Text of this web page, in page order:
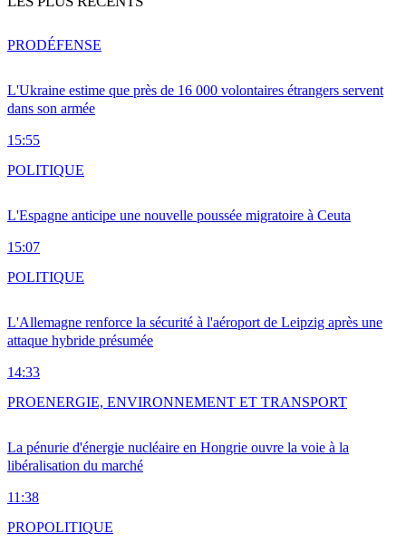
L'Ukraine estime que près de 16 000 volontaires étrangers servent
dans son armée
15:55
PRODÉFENSE
L'Espagne anticipe une nouvelle poussée migratoire à Ceuta
15:07
POLITIQUE
L'Allemagne renforce la sécurité à l'aéroport de Leipzig après une
attaque hybride présumée
14:33
POLITIQUE
La pénurie d'énergie nucléaire en Hongrie ouvre la voie à la
libéralisation du marché
11:38
PROENERGIE, ENVIRONNEMENT ET TRANSPORT
PROPOLITIQUE